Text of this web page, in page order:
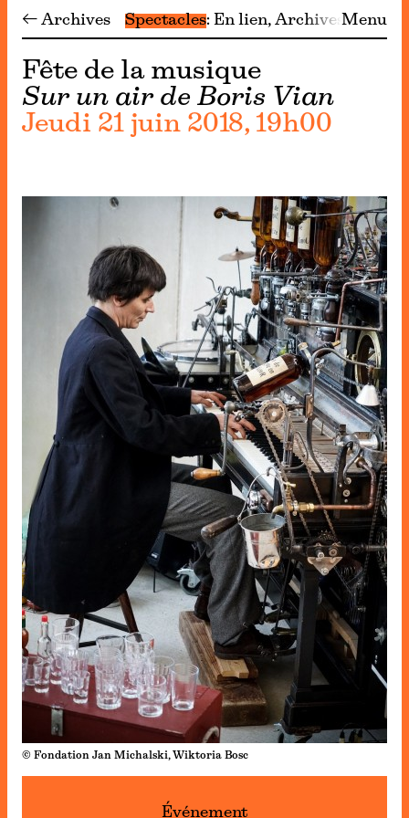
← Archives Spectacles En lien ArchivesMenu
Fête de la musique
Sur un air de Boris Vian
Jeudi 21 juin 2018, 19h00
© Fondation Jan Michalski, Wiktoria Bosc
Événement